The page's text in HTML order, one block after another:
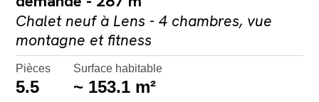
Chalet neuf à Lens - 4 chambres, vue
montagne et fitness
Pièces
5.5
Surface habitable
~ 153.1 m²